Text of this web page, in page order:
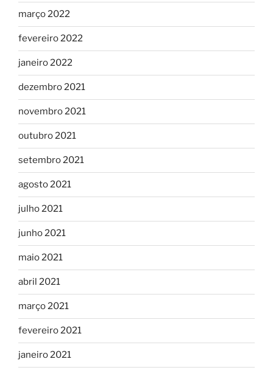
março 2022
fevereiro 2022
janeiro 2022
dezembro 2021
novembro 2021
outubro 2021
setembro 2021
agosto 2021
julho 2021
junho 2021
maio 2021
abril 2021
março 2021
fevereiro 2021
janeiro 2021